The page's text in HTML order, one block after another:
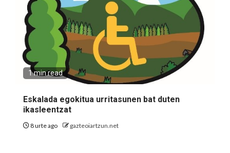
1 min read
Eskalada egokitua urritasunen bat duten
ikasleentzat
8 urte ago gazteoiartzun.net